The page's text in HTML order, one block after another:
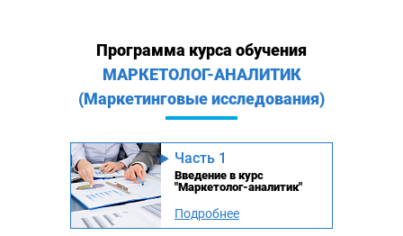
Программа курса обучения
МАРКЕТОЛОГ-АНАЛИТИК
(Маркетинговые исследования)
Часть 1
Введение в курс
"Маркетолог-аналитик"
Подробнее